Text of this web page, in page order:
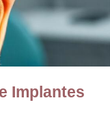
Implantes